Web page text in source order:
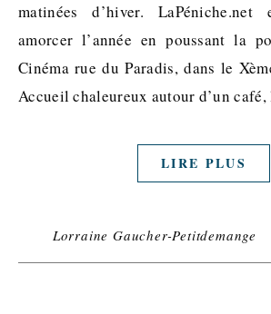
matinées d’hiver.
amorcer l’année en poussant la
Cinéma rue du Paradis, dans le
Accueil chaleureux autour d’un
LIRE PLUS
Lorraine Gaucher-Petitdemange